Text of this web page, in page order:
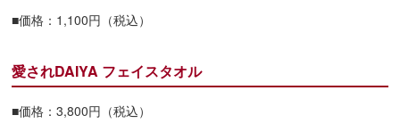
■価格：1,100円（税込）
愛されDAIYA フェイスタオル
■価格：3,800円（税込）